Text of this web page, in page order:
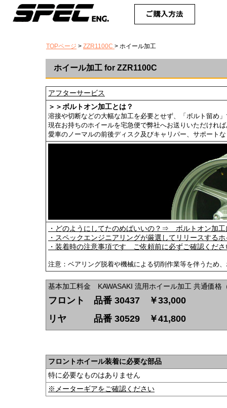
TOPページ > ZZR1100C > ホイール加工
ホイール加工 for ZZR1100C
アフターサービス
＞＞ボルトオン加工とは？
溶接や切断などの大幅な加工を必要とせず、「ボルト留め
現在お持ちのホイールを宅急便で弊社へお送りいただけれ
愛車のノーマルの前後ディスク及びキャリパー、サポート
・どのようにしてたのめばいいの？⇒ ボルトオン加工
・スペックエンジニアリングが厳選してリリースする
・装着時の注意事項です ご依頼前に必ずご確認くださ
注意：ベアリング脱着や機械による切削作業等を伴うため
基本加工料金 KAWASAKI 流用ホイール加工 共通価格
フロント 品番 30437 ￥33,000
リヤ 品番 30529 ￥41,800
フロントホイール装着に必要な部品
特に必要なものはありません
※メーターギアをご確認ください